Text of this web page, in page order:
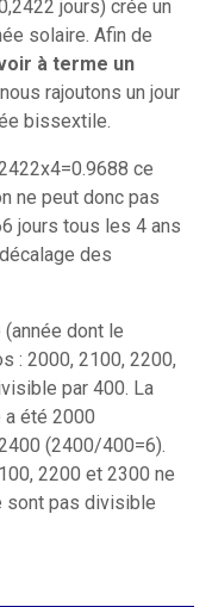
jours) crée un
solaire. Afin de
à terme un
nous rajoutons un jour
bissextile.
ce
ne peut donc pas
jours tous les 4 ans
des
(année dont le
: 2000, 2100, 2200,
par 400. La
été 2000
(2400/400=6).
2200 et 2300 ne
sont pas divisible